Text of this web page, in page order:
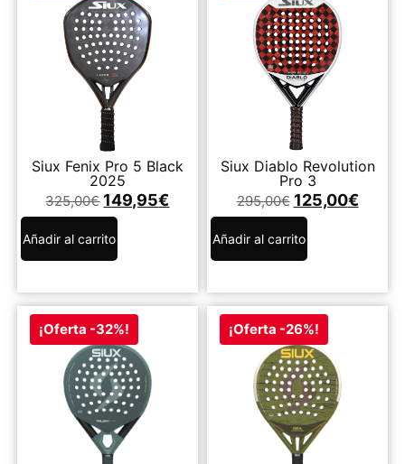
Siux Fenix Pro 5 Black
2025
325,00€ 149,95€
Añadir al carrito
Siux Diablo Revolution
Pro 3
295,00€ 125,00€
Añadir al carrito
¡Oferta -32%! ¡Oferta -26%!